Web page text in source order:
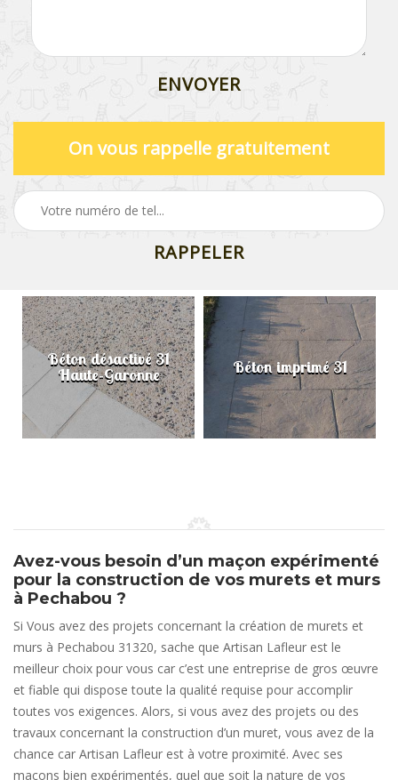
On vous rappelle gratuitement
Béton désactivé 31
Haute-Garonne Béton imprimé 31
Avez-vous besoin d’un maçon expérimenté
pour la construction de vos murets et murs
à Pechabou ?
Si Vous avez des projets concernant la création de murets et
murs à Pechabou 31320, sache que Artisan Lafleur est le
meilleur choix pour vous car c’est une entreprise de gros œuvre
et fiable qui dispose toute la qualité requise pour accomplir
toutes vos exigences. Alors, si vous avez des projets ou des
travaux concernant la construction d’un muret, vous avez de la
chance car Artisan Lafleur est à votre proximité. Avec ses
maçons bien expérimentés, quel que soit la nature de vos